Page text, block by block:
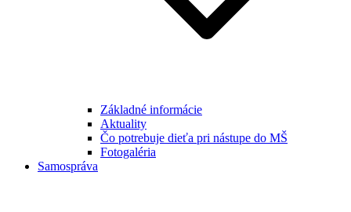
Základné informácie
Aktuality
Čo potrebuje dieťa pri nástupe do MŠ
Fotogaléria
Samospráva